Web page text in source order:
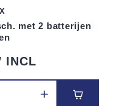
met 2 batterijen
INCL
Voeg toe